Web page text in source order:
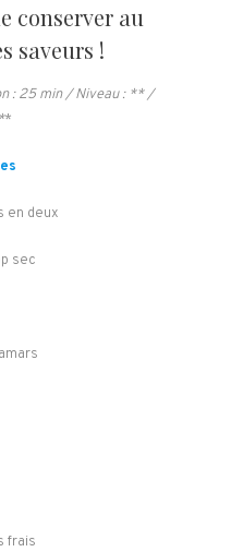
conserver au
saveurs !
: 25 min / Niveau : ** /
*
en deux
sec
frais